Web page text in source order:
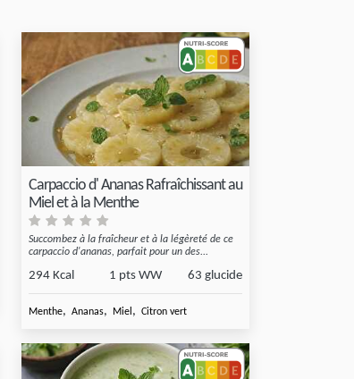
Carpaccio d' Ananas Rafraîchissant au
Miel et à la Menthe
Succombez à la fraîcheur et à la légèreté de ce
carpaccio d'ananas, parfait pour un des...
294 Kcal 1 pts WW 63 glucide
Menthe, Ananas, Miel , Citron vert